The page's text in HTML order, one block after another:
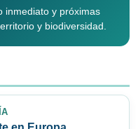
inmediato y próximas
y biodiversidad.